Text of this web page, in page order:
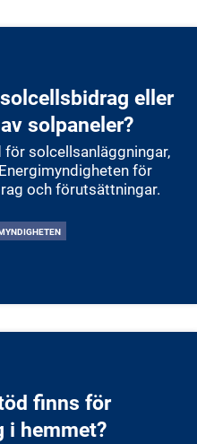
eller
solpaneler?
solcellsanläggningar,
för
och förutsättningar.
finns för
i hemmet?